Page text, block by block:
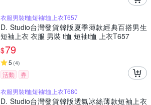
衣服男裝t恤短袖t恤上衣T657
D. Studio台灣發貨韓版夏季薄款經典百搭男生
短袖上衣 衣服 男裝 t恤 短袖t恤 上衣T657
$79
5 (4)
活動
券
衣服男裝t恤短袖t恤上衣T680
D. Studio台灣發貨韓版透氣冰絲薄款短袖上衣